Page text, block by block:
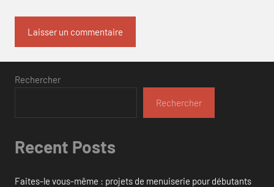
Rechercher
Rechercher
Recent Posts
Faites-le vous-même : projets de menuiserie pour débutants